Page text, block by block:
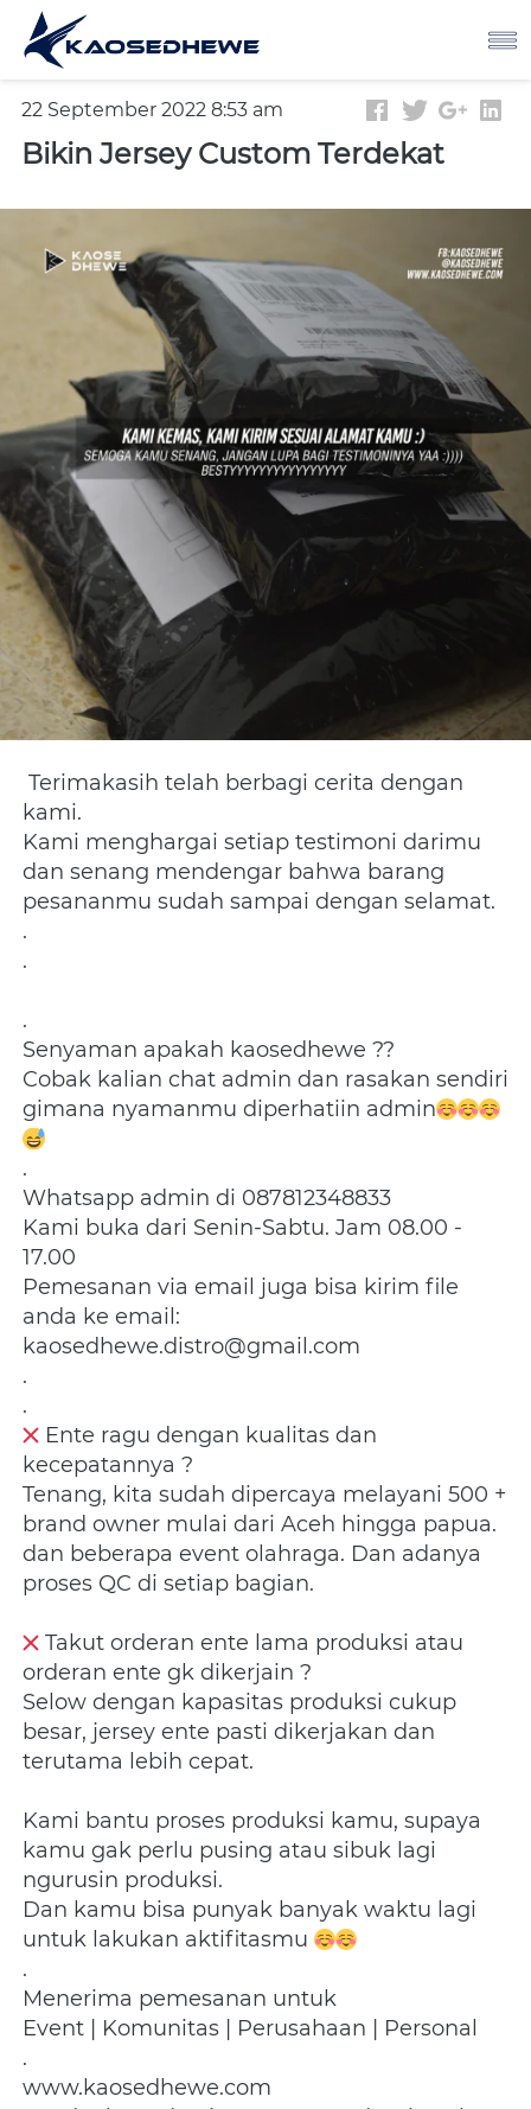
22 September 2022 8:53 am
Bikin Jersey Custom Terdekat
Terimakasih telah berbagi cerita dengan
kami.
Kami menghargai setiap testimoni darimu
dan senang mendengar bahwa barang
pesananmu sudah sampai dengan selamat.
.
.
.
Senyaman apakah kaosedhewe ??
Cobak kalian chat admin dan rasakan sendiri
gimana nyamanmu diperhatiin admin
.
Whatsapp admin di 087812348833
Kami buka dari Senin-Sabtu. Jam 08.00 -
17.00
Pemesanan via email juga bisa kirim file
anda ke email:
kaosedhewe.distro@gmail.com
.
.
Ente ragu dengan kualitas dan
kecepatannya ?
Tenang, kita sudah dipercaya melayani 500 +
brand owner mulai dari Aceh hingga papua.
dan beberapa event olahraga. Dan adanya
proses QC di setiap bagian.
Takut orderan ente lama produksi atau
orderan ente gk dikerjain ?
Selow dengan kapasitas produksi cukup
besar, jersey ente pasti dikerjakan dan
terutama lebih cepat.
Kami bantu proses produksi kamu, supaya
kamu gak perlu pusing atau sibuk lagi
ngurusin produksi.
Dan kamu bisa punyak banyak waktu lagi
untuk lakukan aktifitasmu
.
Menerima pemesanan untuk
Event | Komunitas | Perusahaan | Personal
.
www.kaosedhewe.com